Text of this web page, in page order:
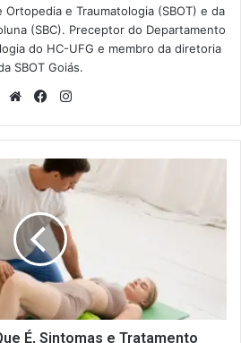
Ortopedia e Traumatologia (SBOT) e da
(SBC). Preceptor do Departamento
do HC-UFG e membro da diretoria
SBOT Goiás.
WebsiteFacebook
É, Sintomas e Tratamento